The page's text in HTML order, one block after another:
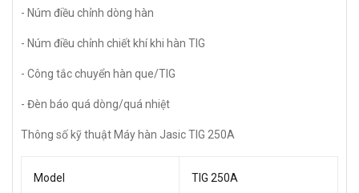
- Núm điều chỉnh dòng hàn
- Núm điều chỉnh chiết khí khi hàn TIG
- Công tắc chuyển hàn que/TIG
- Đèn báo quá dòng/quá nhiệt
Thông số kỹ thuật Máy hàn Jasic TIG 250A
Model TIG 250A